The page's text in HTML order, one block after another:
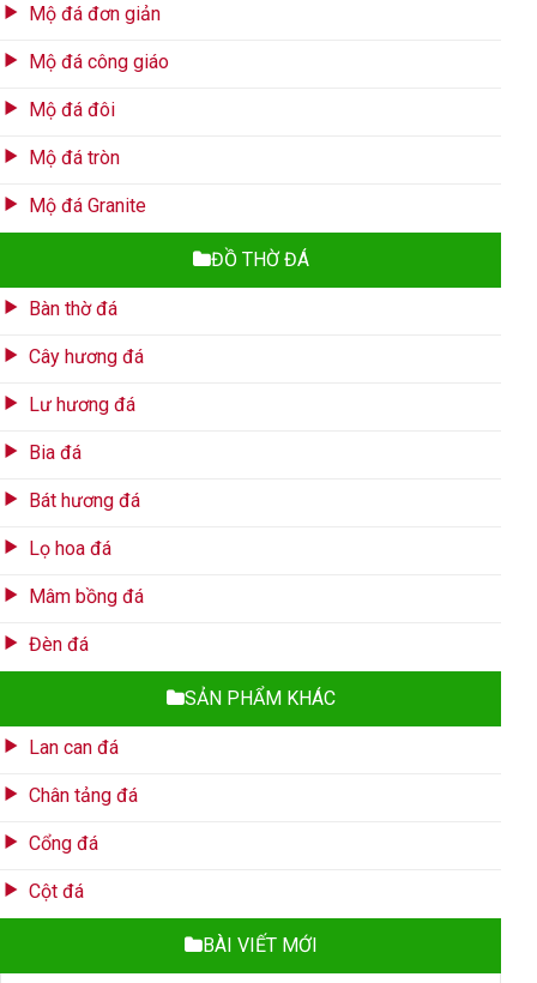
Mộ đá đơn giản
Mộ đá công giáo
Mộ đá đôi
Mộ đá tròn
Mộ đá Granite
ĐỒ THỜ ĐÁ
Bàn thờ đá
Cây hương đá
Lư hương đá
Bia đá
Bát hương đá
Lọ hoa đá
Mâm bồng đá
Đèn đá
SẢN PHẨM KHÁC
Lan can đá
Chân tảng đá
Cổng đá
Cột đá
BÀI VIẾT MỚI